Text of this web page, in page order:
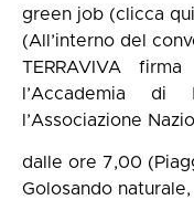
green job (clicca
(All’interno del
TERRAVIVA
l’Accademia
l’Associazione
dalle ore 7,00
Golosando